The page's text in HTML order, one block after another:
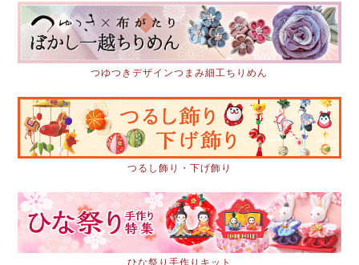
つゆつきデザインつまみ細工ちりめん
つるし飾り・下げ飾り
ひな祭り手作りキット